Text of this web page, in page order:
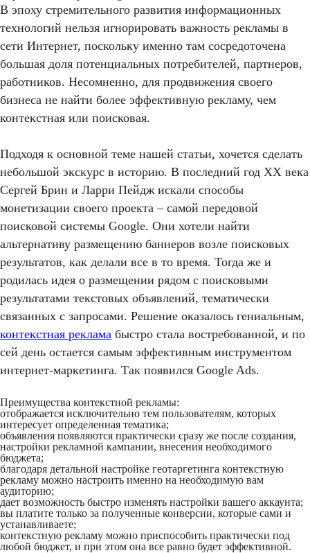
В эпоху стремительного развития информационных
технологий нельзя игнорировать важность рекламы в
сети Интернет, поскольку именно там сосредоточена
большая доля потенциальных потребителей, партнеров,
работников. Несомненно, для продвижения своего
бизнеса не найти более эффективную рекламу, чем
контекстная или поисковая.
Подходя к основной теме нашей статьи, хочется сделать
небольшой экскурс в историю. В последний год ХХ века
Сергей Брин и Ларри Пейдж искали способы
монетизации своего проекта – самой передовой
поисковой системы Google. Они хотели найти
альтернативу размещению баннеров возле поисковых
результатов, как делали все в то время. Тогда же и
родилась идея о размещении рядом с поисковыми
результатами текстовых объявлений, тематически
связанных с запросами. Решение оказалось гениальным,
контекстная реклама быстро стала востребованной, и по
сей день остается самым эффективным инструментом
интернет-маркетинга. Так появился Google Ads.
Преимущества контекстной рекламы:
отображается исключительно тем пользователям, которых
интересует определенная тематика;
объявления появляются практически сразу же после создания,
настройки рекламной кампании, внесения необходимого
бюджета;
благодаря детальной настройке геотаргетинга контекстную
рекламу можно настроить именно на необходимую вам
аудиторию;
дает возможность быстро изменять настройки вашего аккаунта;
вы платите только за полученные конверсии, которые сами и
устанавливаете;
контекстную рекламу можно приспособить практически под
любой бюджет, и при этом она все равно будет эффективной.